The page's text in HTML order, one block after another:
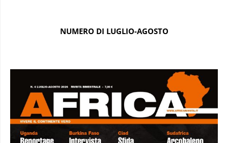
NUMERO DI LUGLIO-AGOSTO